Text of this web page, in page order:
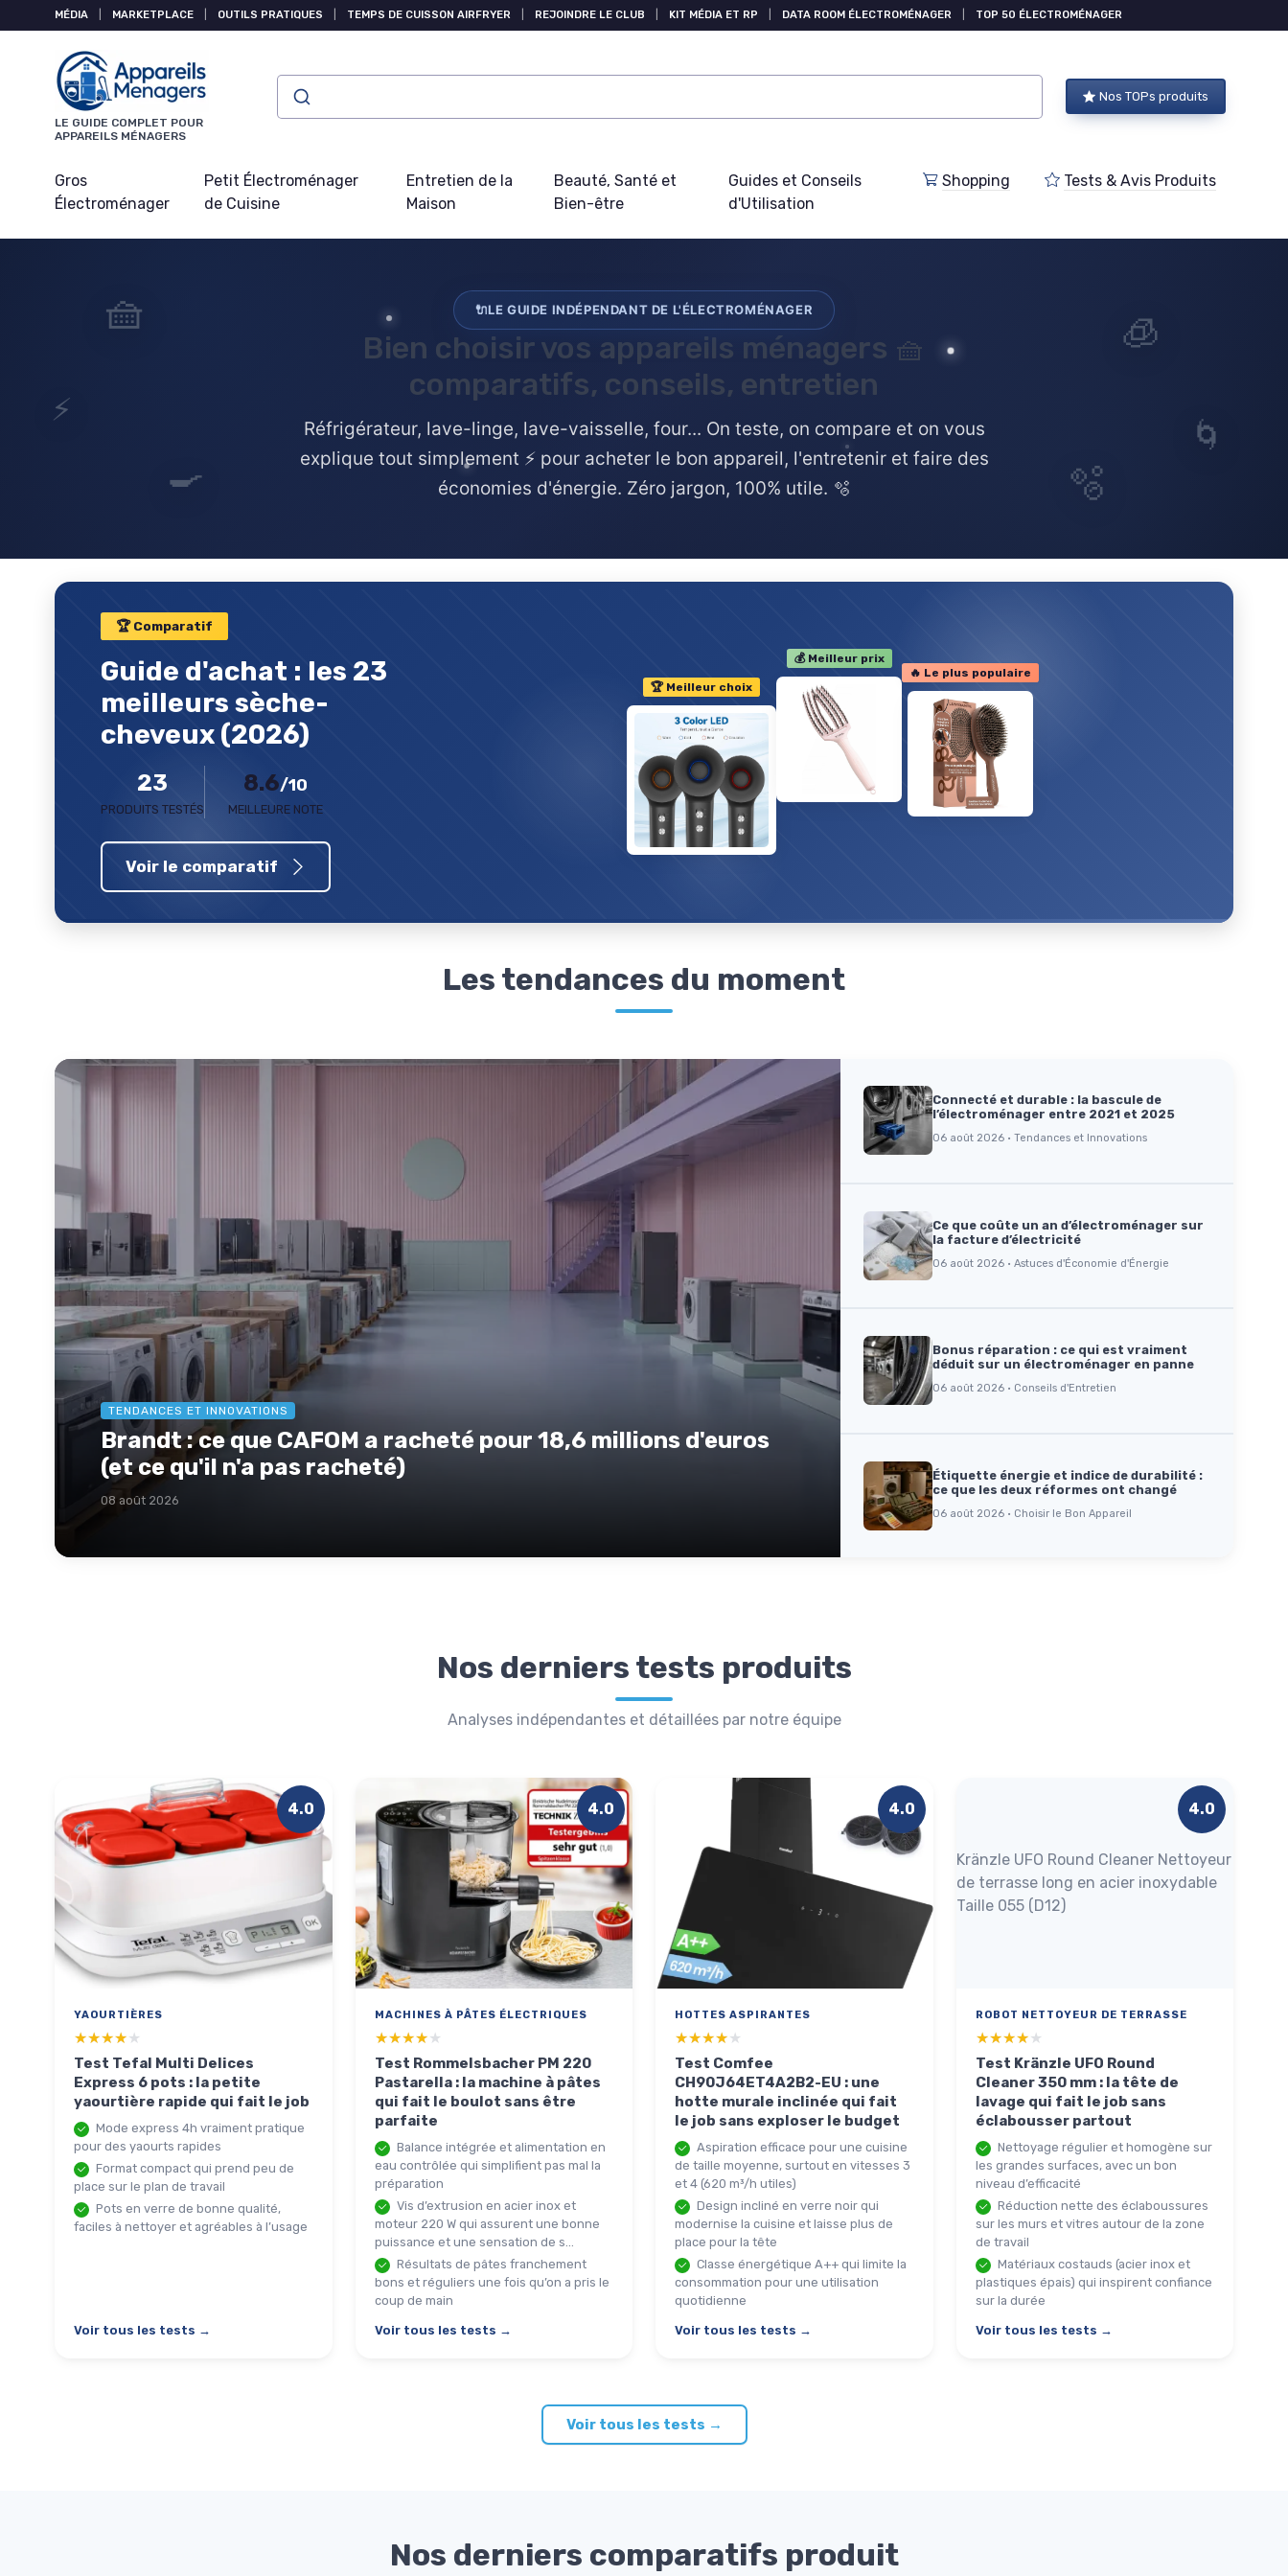
MÉDIA MARKETPLACE OUTILS PRATIQUES TEMPS DE CUISSON AIRFRYER REJOINDRE LE CLUB KIT MÉDIA ET RP DATA ROOM ÉLECTROMÉNAGER TOP 50 ÉLECTROMÉNAGER
LE GUIDE COMPLET POUR
APPAREILS MÉNAGERS
Nos TOPs produits
Gros
Électroménager
Petit Électroménager
de Cuisine
Entretien de la
Maison
Beauté, Santé et
Bien-être
Guides et Conseils
d'Utilisation
Shopping Tests & Avis Produits
🧺 🧊
🍳 🫧
⚡
🌀
🔌LE GUIDE INDÉPENDANT DE L'ÉLECTROMÉNAGER
Bien choisir vos appareils ménagers 🧺
comparatifs, conseils, entretien
Réfrigérateur, lave-linge, lave-vaisselle, four... On teste, on compare et on vous
explique tout simplement ⚡ pour acheter le bon appareil, l'entretenir et faire des
économies d'énergie. Zéro jargon, 100% utile. 🫧
🏆 Comparatif
Guide d'achat : les 23
meilleurs sèche-
cheveux (2026)
23
PRODUITS TESTÉS
8.6/10
MEILLEURE NOTE
Voir le comparatif
🏆 Meilleur choix
💰 Meilleur prix
🔥 Le plus populaire
Les tendances du moment
TENDANCES ET INNOVATIONS
Brandt : ce que CAFOM a racheté pour 18,6 millions d'euros
(et ce qu'il n'a pas racheté)
08 août 2026
Connecté et durable : la bascule de
l’électroménager entre 2021 et 2025
06 août 2026 · Tendances et Innovations
Ce que coûte un an d’électroménager sur
la facture d’électricité
06 août 2026 · Astuces d'Économie d'Énergie
Bonus réparation : ce qui est vraiment
déduit sur un électroménager en panne
06 août 2026 · Conseils d'Entretien
Étiquette énergie et indice de durabilité :
ce que les deux réformes ont changé
06 août 2026 · Choisir le Bon Appareil
Nos derniers tests produits
Analyses indépendantes et détaillées par notre équipe
4.0
YAOURTIÈRES
★★★★★
★★★★★
Test Tefal Multi Delices
Express 6 pots : la petite
yaourtière rapide qui fait le job
Mode express 4h vraiment pratique
pour des yaourts rapides
Format compact qui prend peu de
place sur le plan de travail
Pots en verre de bonne qualité,
faciles à nettoyer et agréables à l’usage
Voir tous les tests →
4.0
MACHINES À PÂTES ÉLECTRIQUES
★★★★★
★★★★★
Test Rommelsbacher PM 220
Pastarella : la machine à pâtes
qui fait le boulot sans être
parfaite
Balance intégrée et alimentation en
eau contrôlée qui simplifient pas mal la
préparation
Vis d’extrusion en acier inox et
moteur 220 W qui assurent une bonne
puissance et une sensation de s...
Résultats de pâtes franchement
bons et réguliers une fois qu’on a pris le
coup de main
Voir tous les tests →
4.0
HOTTES ASPIRANTES
★★★★★
★★★★★
Test Comfee
CH90J64ET4A2B2-EU : une
hotte murale inclinée qui fait
le job sans exploser le budget
Aspiration efficace pour une cuisine
de taille moyenne, surtout en vitesses 3
et 4 (620 m³/h utiles)
Design incliné en verre noir qui
modernise la cuisine et laisse plus de
place pour la tête
Classe énergétique A++ qui limite la
consommation pour une utilisation
quotidienne
Voir tous les tests →
Kränzle UFO Round Cleaner Nettoyeur
de terrasse long en acier inoxydable
Taille 055 (D12)
4.0
ROBOT NETTOYEUR DE TERRASSE
★★★★★
★★★★★
Test Kränzle UFO Round
Cleaner 350 mm : la tête de
lavage qui fait le job sans
éclabousser partout
Nettoyage régulier et homogène sur
les grandes surfaces, avec un bon
niveau d’efficacité
Réduction nette des éclaboussures
sur les murs et vitres autour de la zone
de travail
Matériaux costauds (acier inox et
plastiques épais) qui inspirent confiance
sur la durée
Voir tous les tests →
Voir tous les tests →
Nos derniers comparatifs produit
Panneau de gestion des cookies